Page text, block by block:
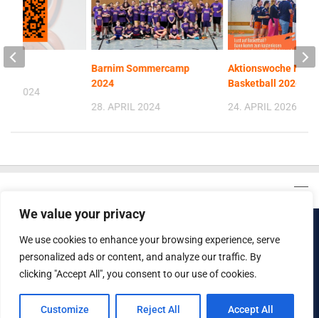
We value your privacy
We use cookies to enhance your browsing experience, serve
personalized ads or content, and analyze our traffic. By
clicking "Accept All", you consent to our use of cookies.
Customize Reject All Accept All
Barnim Sommercamp
2024
28. APRIL 2024
Aktionswoche
Basketball 2026
24. APRIL 2026
2024
Basket Dragons Marzahn e.V. © 2026. Alle Rechte